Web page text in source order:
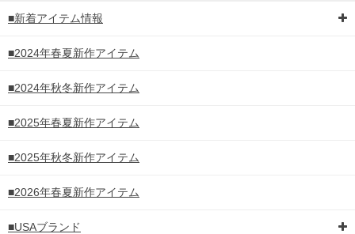
■新着アイテム情報
■2024年春夏新作アイテム
■2024年秋冬新作アイテム
■2025年春夏新作アイテム
■2025年秋冬新作アイテム
■2026年春夏新作アイテム
■USAブランド